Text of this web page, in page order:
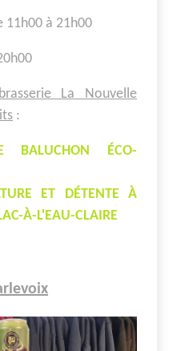
11h00 à 21h00
La Nouvelle
:
BALUCHON ÉCO-
ET DÉTENTE À
À-L'EAU-CLAIRE